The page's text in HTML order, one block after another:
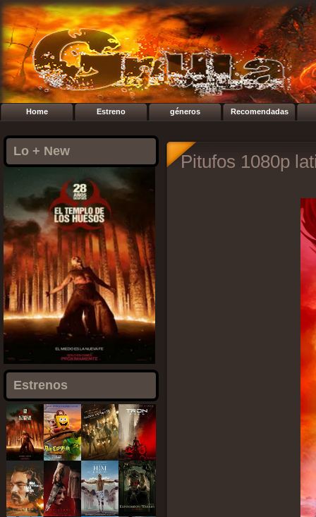
Home Estreno géneros Recomendadas
Lo + New
Estrenos
Pitufos 1080p